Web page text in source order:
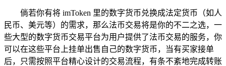
倘若你有将 imToken 里的数字货币兑换成法定货币（如人
民币、美元等）的需求，那么法币交易将是你的不二之选，一
些大型的数字货币交易平台为用户提供了法币交易的服务，你
可以在这些平台上挂单出售自己的数字货币，当有买家接单
后，只需按照平台精心设计的交易流程，有条不紊地完成转账